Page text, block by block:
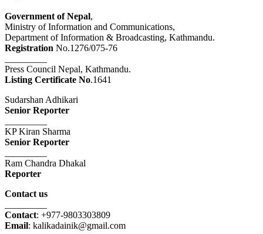
Government of Nepal,
Ministry of Information and Communications,
Department of Information & Broadcasting, Kathmandu.
Registration No.1276/075-76
Press Council Nepal, Kathmandu.
Listing Certificate No.1641
Sudarshan Adhikari
Senior Reporter
KP Kiran Sharma
Senior Reporter
Ram Chandra Dhakal
Reporter
Contact us
Contact: +977-9803303809
Email: kalikadainik@gmail.com